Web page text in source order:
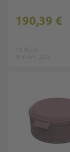
190,39 €